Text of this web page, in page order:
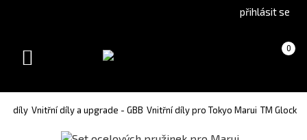
version(Slovak)
přihlásit se
Košík 0
(prázdný)
Toggle
díly Vnitřní díly a upgrade - GBB Vnitřní díly pro Tokyo Marui TM Glock